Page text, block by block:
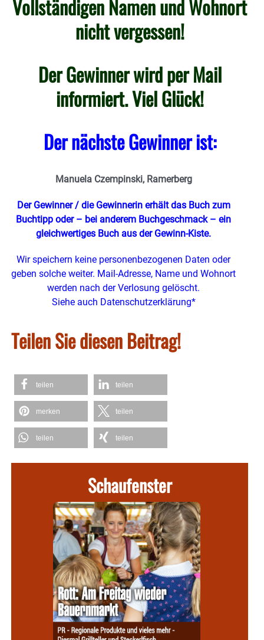
Vollständigen Namen und Wohnort
nicht vergessen!
Der Gewinner wird per Mail
informiert. Viel Glück!
Der nächste Gewinner ist:
Manuela Czempinski, Ramerberg
Der Gewinner / die Gewinnerin erhält das Buch zum
Buchtipp oder – bei anderem Buchgeschmack – ein
gleichwertiges Buch aus der Gewinn-Kiste.
Wir speichern keine personenbezogenen Daten oder
geben solche weiter. Mail-Adresse, Name und Wohnort
werden nach der Verlosung gelöscht.
Siehe auch Datenschutzerklärung*
Teilen Sie diesen Beitrag!
teilen teilen
merken teilen
teilen teilen
Schaufenster